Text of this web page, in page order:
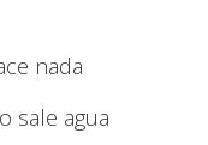
nada
sale agua